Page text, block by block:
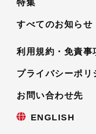
特集
すべてのお知らせ
利用規約・免責事
プライバシーポリ
お問い合わせ先
ENGLISH